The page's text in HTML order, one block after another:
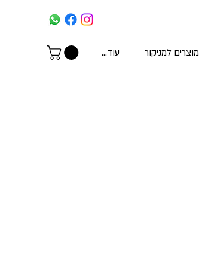
מוצרים למניקור עוד...